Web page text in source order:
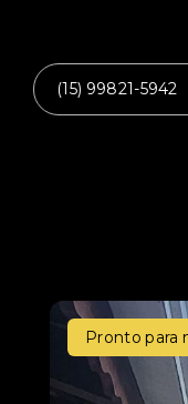
(15) 99821-5942
Pronto para